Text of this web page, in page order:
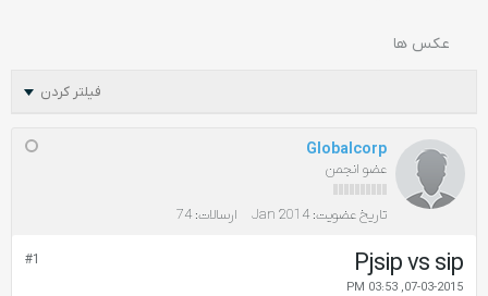
عکس ها
فیلتر کردن
Globalcorp
عضو انجمن
تاریخ عضویت: Jan 2014 ارسالات: 74
#1 Pjsip vs sip
07-03-2015, 03:53 PM